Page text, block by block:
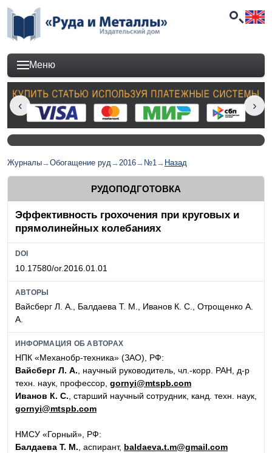
Меню
Журналы→Обогащение руд→2016→ №1→ Назад
РУДОПОДГОТОВКА
Эффективность грохочения при круговых и
прямолинейных колебаниях
DOI
10.17580/or.2016.01.01
АВТОРЫ
Вайсберг Л. А., Балдаева Т. М., Иванов К. С., Отрощенко А.
А.
ИНФОРМАЦИЯ ОБ АВТОРАХ
НПК «Механобр-техника» (ЗАО), РФ:
Вайсберг Л. А., научный руководитель, чл.-корр. РАН, д-р
техн. наук, профессор, gornyi@mtspb.com
Иванов К. С., старший научный сотрудник, канд. техн. наук,
gornyi@mtspb.com
НМСУ «Горный», РФ:
Балдаева Т. М., аспирант, baldaeva.t.m@gmail.com